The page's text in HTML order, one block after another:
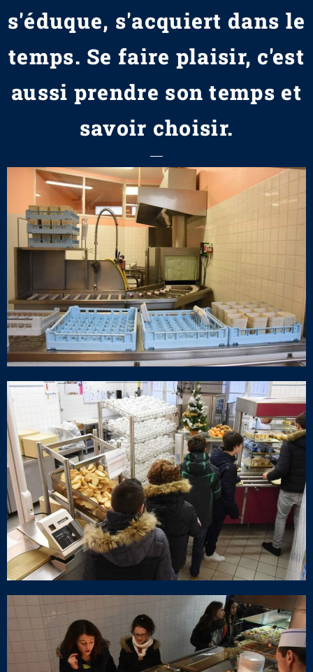
s'éduque, s'acquiert dans le
temps. Se faire plaisir, c'est
aussi prendre son temps et
savoir choisir.